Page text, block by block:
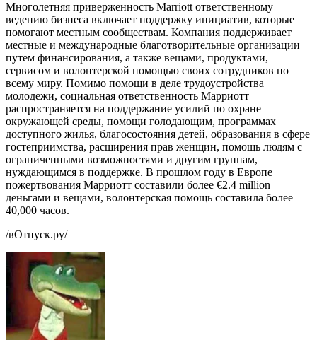
Многолетняя приверженность Marriott ответственному
ведению бизнеса включает поддержку инициатив, которые
помогают местным сообществам. Компания поддерживает
местные и международные благотворительные организации
путем финансирования, а также вещами, продуктами,
сервисом и волонтерской помощью своих сотрудников по
всему миру. Помимо помощи в деле трудоустройства
молодежи, социальная ответственность Марриотт
распространяется на поддержание усилий по охране
окружающей среды, помощи голодающим, программах
доступного жилья, благосостояния детей, образования в сфере
гостеприимства, расширения прав женщин, помощь людям с
ограниченными возможностями и другим группам,
нуждающимся в поддержке. В прошлом году в Европе
пожертвования Марриотт составили более €2.4 million
деньгами и вещами, волонтерская помощь составила более
40,000 часов.
/вОтпуск.ру/